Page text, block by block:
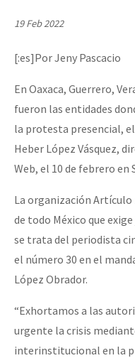
Latinoamérica
La Sexta
AutonomÍa y Resistencia
Megaproyectos
Migración
Presos
Niñxs
ETIQUETAS
MULTIMEDIA
Audio
Dia 3 do Encontro “Guerra
Dia 2 do Encontro “Guerra
Dia 1: Encontro “Guerra
[CDMX – 20 julio]
“Sonhando a Terra do
Se o México sabe, que o
19 Feb 2022
[:es]Por Jeny Pascacio
En Oaxaca, Guerrero,
fueron las entidades
la protesta presencial,
Heber López Vásquez,
Web, el 10 de febrero en
La organización Artículo
de todo México que
se trata del periodista
el número 30 en el
López Obrador.
“Exhortamos a las
urgente la crisis
interinstitucional en la